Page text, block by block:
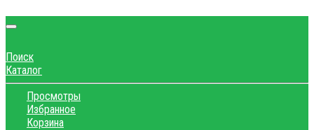
Поиск
Каталог
Просмотры
Избранное
Корзина